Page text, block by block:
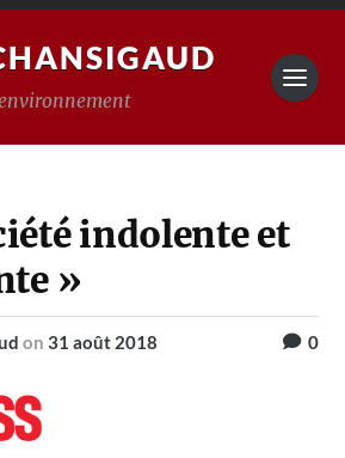
indolente et
»
on31 août 2018 0